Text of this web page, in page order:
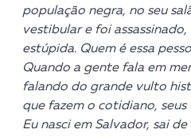
população negra, no seu
vestibular e foi
estúpida. Quem é essa
Quando a gente fala em
falando do grande vulto
que fazem o cotidiano, seus
Eu nasci em Salvador, sai